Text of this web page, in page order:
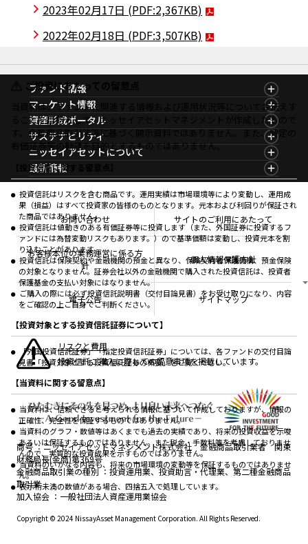
2023年02月17日 (PDF:2,367KB)
2022年02月18日 (PDF:3,507KB)
ご投資にあたっての留意点
当資料は、ファンドに関連する情報および運用状況等についてお伝えす
ることを目的として、ニッセイアセットマネジメントが作成したもので
す。金融商品取引法等に基づく開示資料ではありません。また、特定の
有価証券等の勧誘を目的とするものではありません。
【投資信託に関する留意点】
投資信託はリスクを含む商品です。運用実績は市場環境等により変動し、運用成
果（損益）はすべて投資家の皆様のものとなります。元本および利回りが保証され
た商品ではありません。
投資信託は値動きのある有価証券等に投資します（また、外国証券に投資するフ
ァンドには為替変動リスクもあります。）ので基準価額は変動し、投資元本を割
り込むことがあります。
投資信託は保険契約や金融機関の預金と異なり、保険契約者保護機構、預金保険
の対象となりません。証券会社以外の金融機関で購入された投資信託は、投資者
保護基金の支払い対象にはなりません。
ご購入の際には必ず投資信託説明書（交付目論見書）をお受け取りになり、内容
をご確認の上ご自身でご判断ください。
【投資対象とする投資信託証券について】
「外国投資信託証券」「指定投資信託証券」については、各ファンドの交付目論
見書「投資対象とする投資信託証券の概要」をご覧ください。
【当資料に関する留意点】
当資料は、信頼できると考えられる情報に基づいて作成しておりますが、情報の
正確性、完全性を保証するものではありません。
当資料のグラフ・数値等はあくまでも過去の実績であり、将来の投資収益を示唆
あるいは保証するものではありません。また税金・手数料等を考慮しておりませ
んので、実質的な投資成果を示すものではありません。
当資料のいかなる内容も、将来の市場環境の変動等を保証するものではありませ
ん。
表示桁未満の数値がある場合、四捨五入で処理しています。
ファンド情報
ファンド情報TOP
基準価額一覧
ファンド検索
ファンド比較
決算カレンダー
海外休日カレンダー
投資信託新商品のご案内
投資信託償還商品のご案内
ちょこっと3分！ファンドシアター
有価証券届出書の効力の発生の有無について
こだわりのインデックスファンド 購入・換金手数料
なしシリーズ
確定拠出年金について
マーケット情報
マーケット情報TOP
マーケット指数
マーケットレポート
コラム
ファンドレポート
資産形成ポータル
資産形成ポータルTOP
資産形成サービス
Nダイレクト
Goal Navi
資産形成サポート
NAMシティ
お問い合わせ
よくあるご質問
投資の教室
サステナビリティ
サステナビリティTOP
サステナビリティ経営
サステナブル投資
ニッセイアセットについて
ニッセイアセットについてTOP
会社情報
プレスリリース
受賞歴
方針・その他開示情報
採用情報
公式キャラクターのご紹介
最新情報
マーケットニュース
商品ニュース
おしらせ
メディアお問い合わせ サイトのご利用にあたって
お客様本位の業務運営に係る方
針
個人情報保護方針
電子公告 サイトマップ
リスクと費用
投資信託ご購入に際しての留意事項を掲載しています。
商号
ニッセイアセットマネジメント株式会社 金融商品取引業者 関東
財務局長(金商)第369号
金融商品取引業の種別
投資運用業、投資助言・代理業、第二種金融商品
取引業
加入協会
一般社団法人資産運用業協会
Copyright © 2024 NissayAsset Management Corporation. All Rights Reserved.